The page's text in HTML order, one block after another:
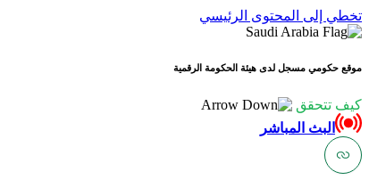
تخطي إلى المحتوى الرئيسي
موقع حكومي مسجل لدى هيئة الحكومة الرقمية
كيف تتحقق
البث المباشر